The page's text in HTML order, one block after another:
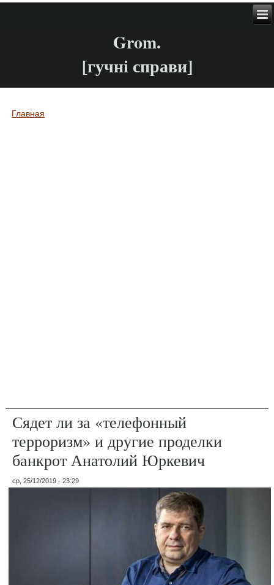
Grom.
[гучні справи]
Вы здесь
Главная
Сядет ли за «телефонный
терроризм» и другие проделки
банкрот Анатолий Юркевич
ср, 25/12/2019 - 23:29